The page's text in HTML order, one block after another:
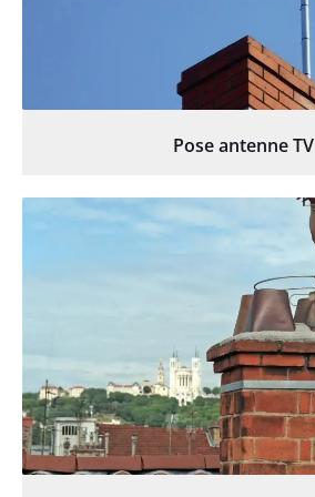
Pose antenne TV